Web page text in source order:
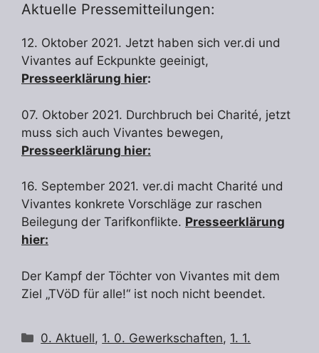
Aktuelle Pressemitteilungen:
12. Oktober 2021. Jetzt haben sich ver.di und
Vivantes auf Eckpunkte geeinigt,
Presseerklärung hier:
07. Oktober 2021. Durchbruch bei Charité, jetzt
muss sich auch Vivantes bewegen,
Presseerklärung hier:
16. September 2021. ver.di macht Charité und
Vivantes konkrete Vorschläge zur raschen
Beilegung der Tarifkonflikte. Presseerklärung
hier:
Der Kampf der Töchter von Vivantes mit dem
Ziel „TVöD für alle!“ ist noch nicht beendet.
Kategorien
0. Aktuell, 1. 0. Gewerkschaften, 1. 1.